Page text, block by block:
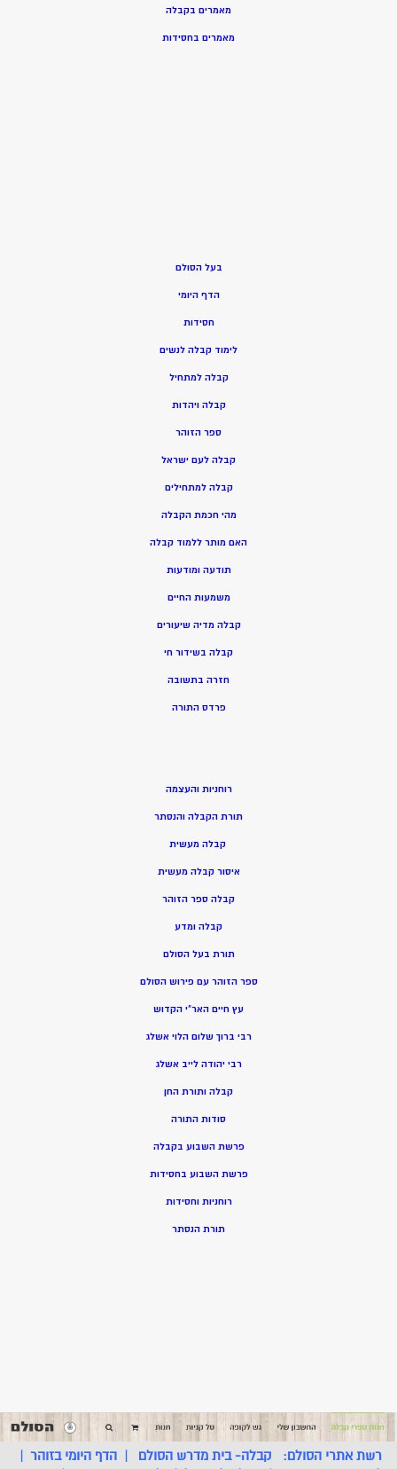
מאמרים בקבלה
מאמרים בחסידות
בעל הסולם
הדף היומי
חסידות
לימוד קבלה לנשים
קבלה למתחיל
קבלה ויהדות
ספר הזוהר
קבלה לעם ישראל
קבלה למתחילים
מהי חכמת הקבלה
האם מותר ללמוד קבלה
תודעה ומודעות
משמעות החיים
קבלה מדיה שיעורים
קבלה בשידור חי
חזרה בתשובה
פרדס התורה
רוחניות והעצמה
תורת הקבלה והנסתר
קבלה מעשית
איסור קבלה מעשית
קבלה ספר הזוהר
קבלה ומדע
תורת בעל הסולם
ספר הזוהר עם פירוש הסולם
עץ חיים האר”י הקדוש
רבי ברוך שלום הלוי אשלג
רבי יהודה לייב אשלג
קבלה ותורת החן
סודות התורה
פרשת השבוע בקבלה
פרשת השבוע בחסידות
רוחניות וחסידות
תורת הנסתר
רשת אתרי הסולם: קבלה- בית מדרש הסולם |הדף היומי בזוהר |